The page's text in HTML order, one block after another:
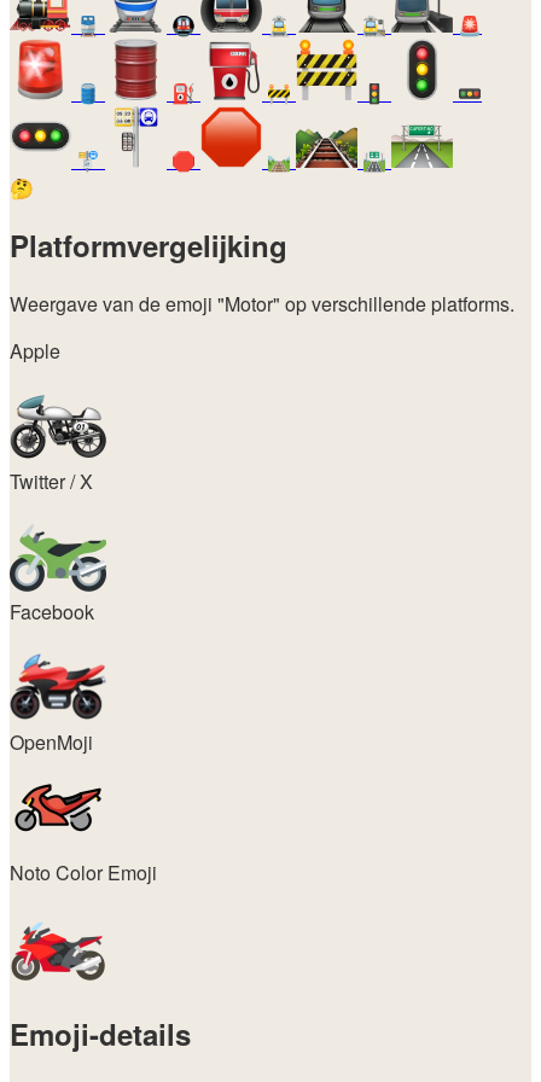
🚆 🚇 🚊 🚉 🚨
🛢️ ⛽ 🚧 🚦 🚥
🚏 🛑 🛤️
🛣️
🤔
Platformvergelijking
Weergave van de emoji "Motor" op verschillende platforms.
Apple
Twitter / X
Facebook
OpenMoji
Noto Color Emoji
Emoji-details